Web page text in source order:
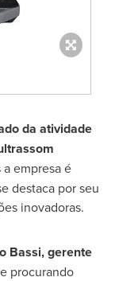
da atividade
a empresa é
destaca por seu
inovadoras.
Bassi, gerente
procurando